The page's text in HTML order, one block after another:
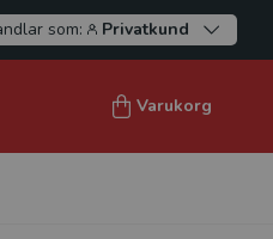
som: Privatkund
Varukorg